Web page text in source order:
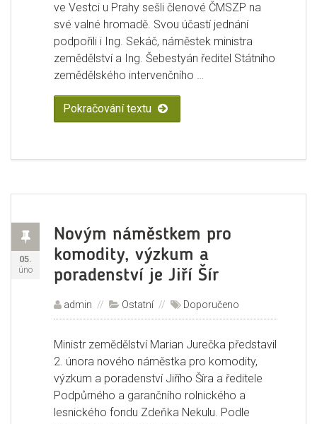
ve Vestci u Prahy sešli členové ČMSZP na
své valné hromadě. Svou účastí jednání
podpořili i Ing. Sekáč, náměstek ministra
zemědělství a Ing. Šebestyán ředitel Státního
zemědělského intervenčního …
Pokračování textu „Tisková zpráva z Valné
Novým náměstkem pro
komodity, výzkum a
poradenství je Jiří Šír
Příspěvek
Publikováno:
05.
úno
Autor:
admin Rubriky:
Ostatní Štítky:
Doporučeno
Ministr zemědělství Marian Jurečka představil
2. února nového náměstka pro komodity,
výzkum a poradenství Jiřího Šíra a ředitele
Podpůrného a garančního rolnického a
lesnického fondu Zdeňka Nekulu. Podle